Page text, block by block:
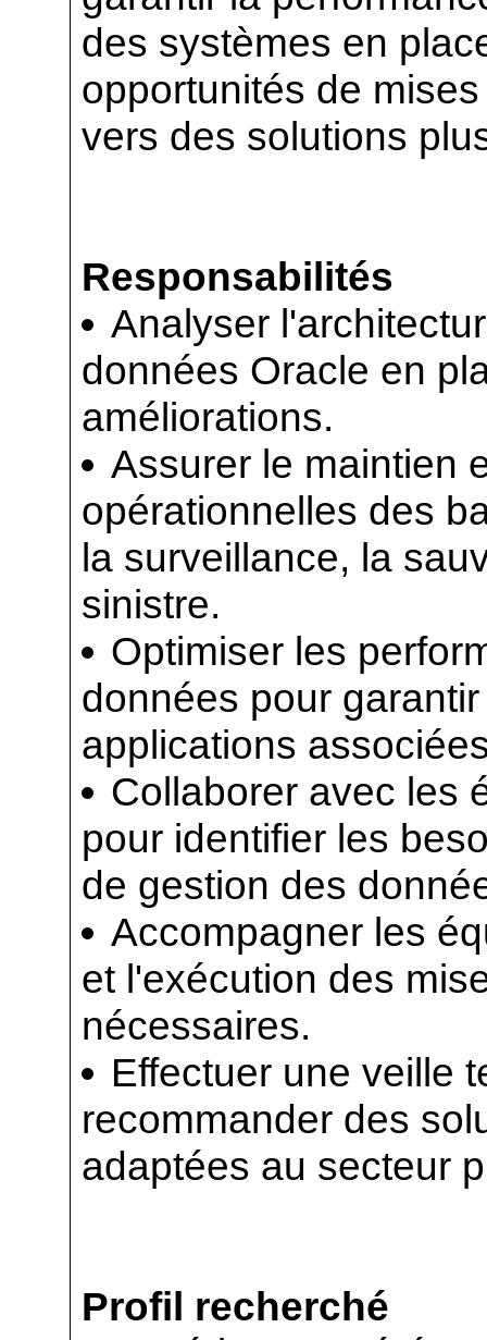
des systèmes en
opportunités de
vers des solutions
Responsabilités
Analyser
données Oracle en
améliorations.
Assurer le maintien
opérationnelles des
la surveillance, la
sinistre.
Optimiser les
données pour
applications
Collaborer avec les
pour identifier les
de gestion des
Accompagner les
et l'exécution des
nécessaires.
Effectuer une veille
recommander des
adaptées au secteur
Profil recherché